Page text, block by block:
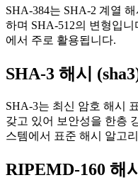
SHA-384는 SHA-2 계열
하며 SHA-512의 변형입
에서 주로 활용됩니다.
SHA-3 해시
SHA-3는 최신 암호 해시
갖고 있어 보안성을 한층
스템에서 표준 해시 알고
RIPEMD-160 해